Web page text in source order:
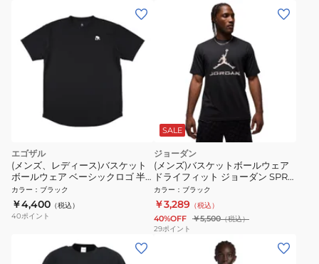
エゴザル
(メンズ、レディース)バスケット
ボールウェア ベーシックロゴ 半
袖Tシャツ EZSS26UST001C001
カラー ： ブラック
￥4,400 （税込）
40ポイント
SALE
ジョーダン
(メンズ)バスケットボールウェア
ドライフィット ジョーダン SPRT
BRND 半袖 クルー Tシャツ
HQ9091-010
カラー ： ブラック
￥3,289 （税込）
40%OFF ￥5,500（税込）
29ポイント